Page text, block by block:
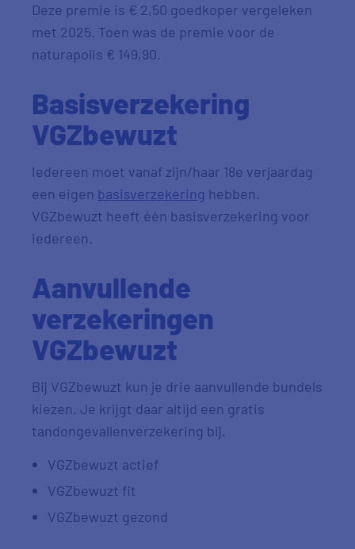
Deze premie is € 2,50 goedkoper vergeleken
met 2025. Toen was de premie voor de
naturapolis € 149,90.
Basisverzekering
VGZbewuzt
Iedereen moet vanaf zijn/haar 18e verjaardag
een eigen basisverzekering hebben.
VGZbewuzt heeft één basisverzekering voor
iedereen.
Aanvullende
verzekeringen
VGZbewuzt
Bij VGZbewuzt kun je drie aanvullende bundels
kiezen. Je krijgt daar altijd een gratis
tandongevallenverzekering bij.
VGZbewuzt actief
VGZbewuzt fit
VGZbewuzt gezond